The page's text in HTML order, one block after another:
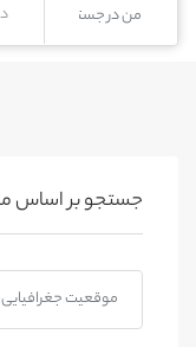
جستجو بر اساس